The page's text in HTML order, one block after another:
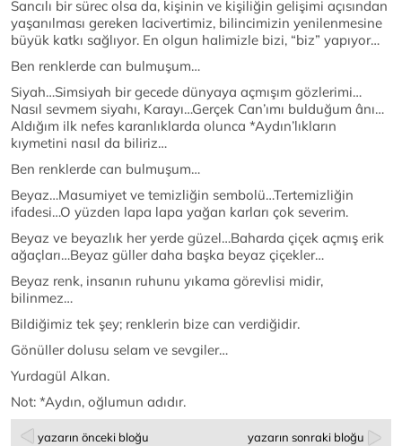
Sancılı bir sürec olsa da, kişinin ve kişiliğin gelişimi açısından
yaşanılması gereken lacivertimiz, bilincimizin yenilenmesine
büyük katkı sağlıyor. En olgun halimizle bizi, “biz” yapıyor…
Ben renklerde can bulmuşum…
Siyah…Simsiyah bir gecede dünyaya açmışım gözlerimi…
Nasıl sevmem siyahı, Karayı…Gerçek Can’ımı bulduğum ânı…
Aldığım ilk nefes karanlıklarda olunca *Aydın’lıkların
kıymetini nasıl da biliriz…
Ben renklerde can bulmuşum…
Beyaz…Masumiyet ve temizliğin sembolü…Tertemizliğin
ifadesi…O yüzden lapa lapa yağan karları çok severim.
Beyaz ve beyazlık her yerde güzel…Baharda çiçek açmış erik
ağaçları…Beyaz güller daha başka beyaz çiçekler…
Beyaz renk, insanın ruhunu yıkama görevlisi midir,
bilinmez…
Bildiğimiz tek şey; renklerin bize can verdiğidir.
Gönüller dolusu selam ve sevgiler…
Yurdagül Alkan.
Not: *Aydın, oğlumun adıdır.
yazarın önceki bloğu yazarın sonraki bloğu